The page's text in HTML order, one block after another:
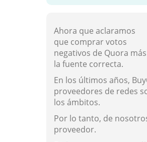
Ahora que aclaramos
que comprar votos
negativos de Quora
la fuente correcta.
En los últimos años,
proveedores de redes
los ámbitos.
Por lo tanto, de
proveedor.